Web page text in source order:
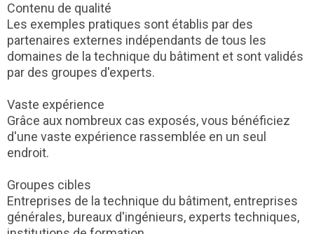
Contenu de qualité
Les exemples pratiques sont établis par des
partenaires externes indépendants de tous les
domaines de la technique du bâtiment et sont validés
par des groupes d'experts.
Vaste expérience
Grâce aux nombreux cas exposés, vous bénéficiez
d'une vaste expérience rassemblée en un seul
endroit.
Groupes cibles
Entreprises de la technique du bâtiment, entreprises
générales, bureaux d'ingénieurs, experts techniques,